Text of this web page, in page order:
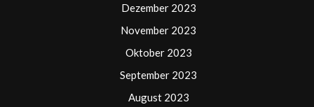
Dezember 2023
November 2023
Oktober 2023
September 2023
August 2023